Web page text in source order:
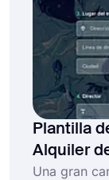
Plantilla
Alquiler
Una gran